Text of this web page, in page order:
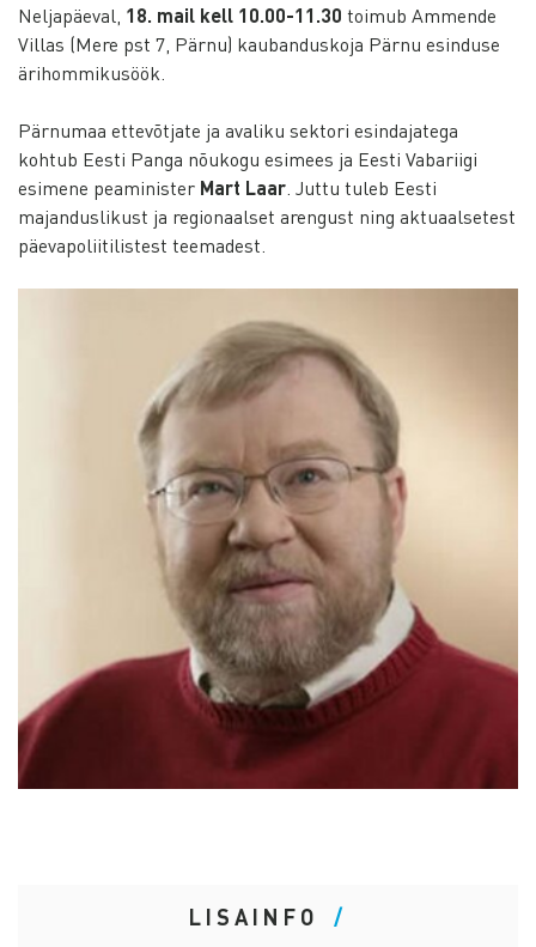
Neljapäeval, 18. mail kell 10.00-11.30 toimub Ammende
Villas (Mere pst 7, Pärnu) kaubanduskoja Pärnu esinduse
ärihommikusöök.
Pärnumaa ettevõtjate ja avaliku sektori esindajatega
kohtub Eesti Panga nõukogu esimees ja Eesti Vabariigi
esimene peaminister Mart Laar . Juttu tuleb Eesti
majanduslikust ja regionaalset arengust ning aktuaalsetest
päevapoliitilistest teemadest.
LISAINFO